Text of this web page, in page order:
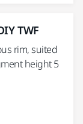
TWF
rim, suited
height 5